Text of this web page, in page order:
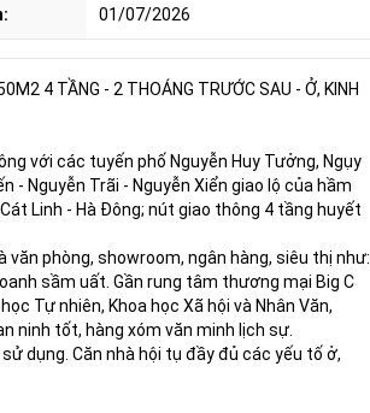
01/07/2026
4 TẦNG - 2 THOÁNG TRƯỚC SAU - Ở, KINH
với các tuyến phố Nguyễn Huy Tưởng, Ngụy
- Nguyễn Trãi - Nguyễn Xiển giao lộ của hầm
Linh - Hà Đông; nút giao thông 4 tầng huyết
phòng, showroom, ngân hàng, siêu thị như:
sầm uất. Gần rung tâm thương mại Big C
Tự nhiên, Khoa học Xã hội và Nhân Văn,
ninh tốt, hàng xóm văn minh lịch sự.
dụng. Căn nhà hội tụ đầy đủ các yếu tố ở,